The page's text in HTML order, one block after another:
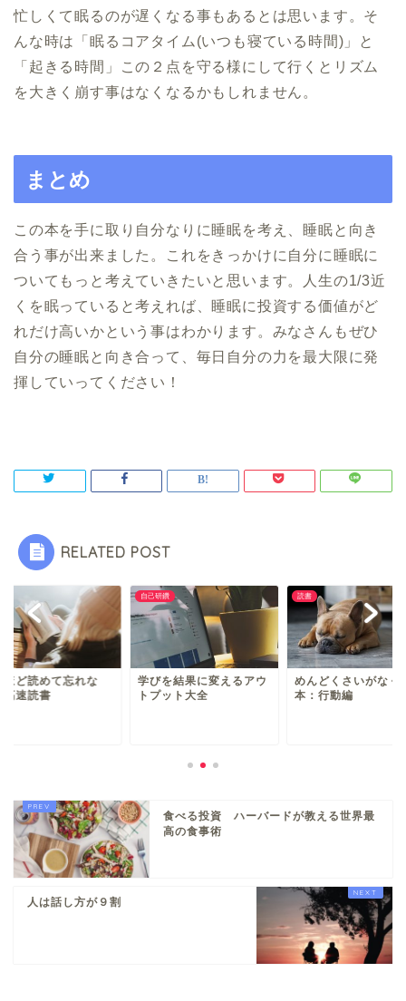
忙しくて眠るのが遅くなる事もあるとは思います。そ
んな時は「眠るコアタイム(いつも寝ている時間)」と
「起きる時間」この２点を守る様にして行くとリズム
を大きく崩す事はなくなるかもしれません。
まとめ
この本を手に取り自分なりに睡眠を考え、睡眠と向き
合う事が出来ました。これをきっかけに自分に睡眠に
ついてもっと考えていきたいと思います。人生の1/3近
くを眠っていると考えれば、睡眠に投資する価値がど
れだけ高いかという事はわかります。みなさんもぜひ
自分の睡眠と向き合って、毎日自分の力を最大限に発
揮していってください！
RELATED POST
ほど読めて忘れな
速読書
自己研鑽
学びを結果に変えるアウ
トプット大全
読書
めんどくさいがなく
本：行動編
食べる投資 ハーバードが教える世界最
高の食事術
人は話し方が９割